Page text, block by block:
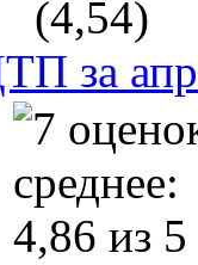
(4,54)
за